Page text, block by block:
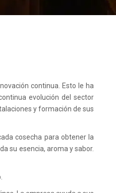
continua. Esto le ha
evolución del sector
y formación de sus
cosecha para obtener la
su esencia, aroma y sabor.